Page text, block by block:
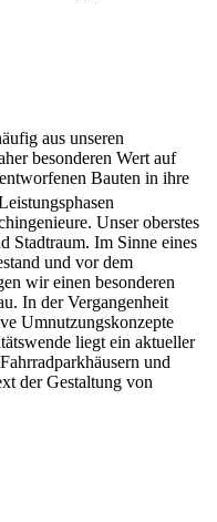
aus unseren
besonderen Wert auf
Bauten in ihre
Unser oberstes
Stadtraum. Im Sinne eines
und vor dem
wir einen besonderen
In der Vergangenheit
Umnutzungskonzepte
liegt ein aktueller
und
der Gestaltung von